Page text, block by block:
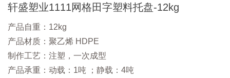
轩盛塑业1111网格田字塑料托盘-12kg
产品自重：12kg
产品材质：聚乙烯 HDPE
制作工艺：注塑，一次成型
产品承重：动载：1吨 ；静载：4吨